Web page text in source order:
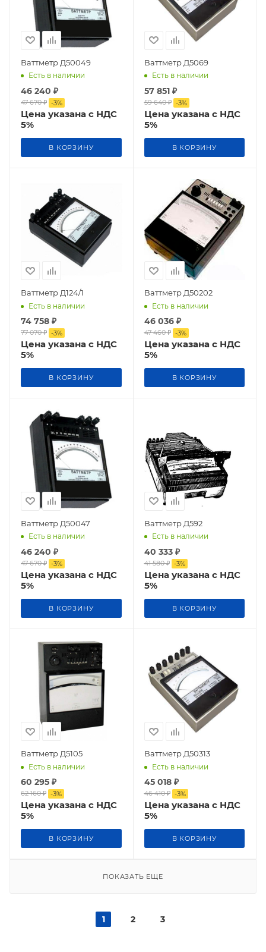
Ваттметр Д50049
Есть в наличии
46 240 ₽
47 670₽ -3%
Цена указана с НДС
5%
В КОРЗИНУ
Ваттметр Д5069
Есть в наличии
57 851₽
59 640₽ -3%
Цена указана с НДС
5%
В КОРЗИНУ
Ваттметр Д124/1
Есть в наличии
74 758 ₽
77 070₽ -3%
Цена указана с НДС
5%
В КОРЗИНУ
Ваттметр Д50202
Есть в наличии
46 036₽
47 460₽ -3%
Цена указана с НДС
5%
В КОРЗИНУ
Ваттметр Д50047
Есть в наличии
46 240 ₽
47 670₽ -3%
Цена указана с НДС
5%
В КОРЗИНУ
Ваттметр Д592
Есть в наличии
40 333₽
41 580₽ -3%
Цена указана с НДС
5%
В КОРЗИНУ
Ваттметр Д5105
Есть в наличии
60 295 ₽
62 160₽ -3%
Цена указана с НДС
5%
В КОРЗИНУ
Ваттметр Д50313
Есть в наличии
45 018₽
46 410₽ -3%
Цена указана с НДС
5%
В КОРЗИНУ
ПОКАЗАТЬ ЕЩЕ
1 2 3